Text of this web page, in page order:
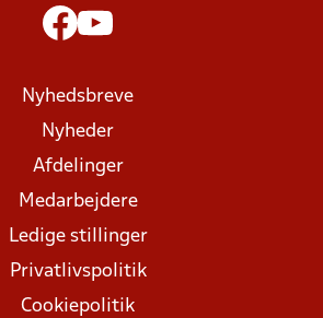
Nyhedsbreve
Nyheder
Afdelinger
Medarbejdere
Ledige stillinger
Privatlivspolitik
Cookiepolitik